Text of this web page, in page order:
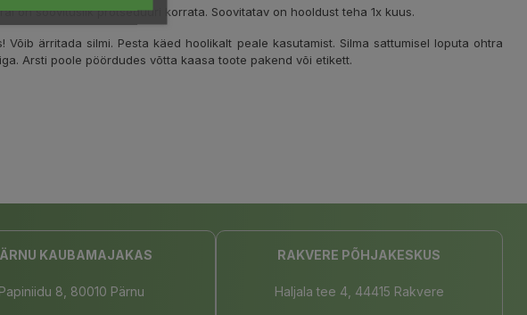
on soovituslik protseduuri korrata. Soovitatav on hooldust teha 1x kuus.
ärritada silmi. Pesta käed hoolikalt peale kasutamist. Silma sattumisel loputa ohtra
Arsti poole pöördudes võtta kaasa toote pakend või etikett.
KAUBAMAJAKAS
Papiniidu 8, 80010 Pärnu
RAKVERE PÕHJAKESKUS
Haljala tee 4, 44415 Rakvere